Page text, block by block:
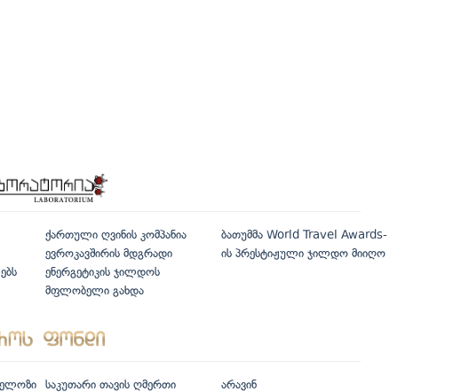
ქართული ღვინის კომპანია
ევროკავშირის მდგრადი
ენერგეტიკის ჯილდოს
მფლობელი გახდა
ბათუმმა World Travel Awards-
ის პრესტიჟული ჯილდო მიიღო
საკუთარი თავის ღმერთი არავინ